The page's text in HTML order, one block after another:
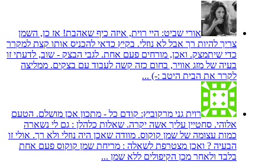
אורי שביט: היי רוית, איזה כיף שאהבת! אז כן, השמן
צריך להיות רך אבל לא נוזלי. בקיץ כדאי להכניס אותו קצת למקרר
כדי שיתמצק. ואכן, מורחים פעם אחת. לגבי הבצק - שוב, לדעתי זו
בעיה של מזג אוויר, בחום כזה קשה לעבוד עם בצקים. ממליצה
לקרר את הבית היטב :-) ...
רוית גני מרקוביץ: קודם כל - מתכון אכן מושלם. הטעם
אלוהי. סחטיין עליך אשה יקרה. שאלות כלהלן : גם לי נשארה
כמות עצומה של שמן קוקוס. מוודה שאכן היה נוזלי ולא רך. אולי זו
הבעיה ? ואכן מצטרפת לשאלה : מריחת שמן קוקוס פעם אחת
בלבד ולאחר מכן הקיפולים ללא שמן ...